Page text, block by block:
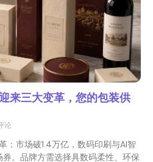
来三大变革，您的包装供
论
：市场破1.4万亿，数码印刷与AI智
。品牌方需选择具数码柔性、环保